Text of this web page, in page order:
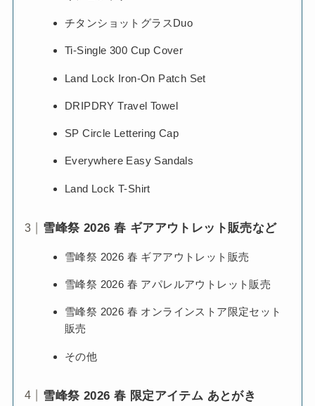
チタンショットグラスDuo
Ti-Single 300 Cup Cover
Land Lock Iron-On Patch Set
DRIPDRY Travel Towel
SP Circle Lettering Cap
Everywhere Easy Sandals
Land Lock T-Shirt
雪峰祭 2026 春 ギアアウトレット販売など
雪峰祭 2026 春 ギアアウトレット販売
雪峰祭 2026 春 アパレルアウトレット販売
雪峰祭 2026 春 オンラインストア限定セット
販売
その他
雪峰祭 2026 春 限定アイテム あとがき